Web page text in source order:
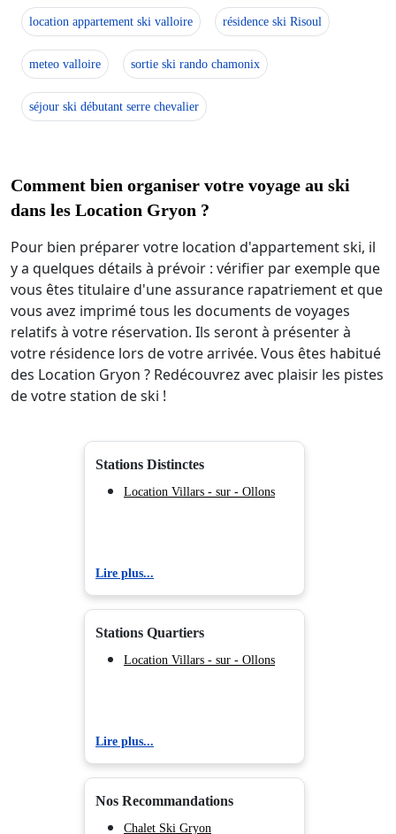
location appartement ski valloire résidence ski Risoul
meteo valloire sortie ski rando chamonix
séjour ski débutant serre chevalier
Comment bien organiser votre voyage au ski
dans les Location Gryon ?
Pour bien préparer votre location d'appartement ski, il
y a quelques détails à prévoir : vérifier par exemple que
vous êtes titulaire d'une assurance rapatriement et que
vous avez imprimé tous les documents de voyages
relatifs à votre réservation. Ils seront à présenter à
votre résidence lors de votre arrivée. Vous êtes habitué
des Location Gryon ? Redécouvrez avec plaisir les pistes
de votre station de ski !
Stations Distinctes
Location Villars - sur - Ollons
Lire plus...
Stations Quartiers
Location Villars - sur - Ollons
Lire plus...
Nos Recommandations
Chalet Ski Gryon